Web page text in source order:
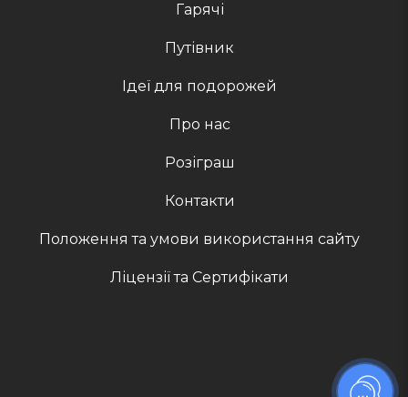
Гарячі
Путівник
Ідеї для подорожей
Про нас
Розіграш
Контакти
Положення та умови використання сайту
Ліцензії та Сертифікати